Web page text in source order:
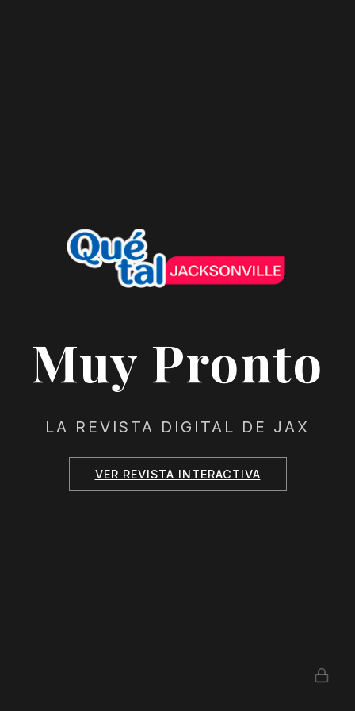
Muy Pronto
LA REVISTA DIGITAL DE JAX
VER REVISTA INTERACTIVA